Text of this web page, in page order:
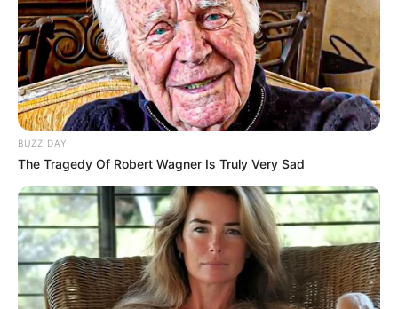
BUZZ DAY
The Tragedy Of Robert Wagner Is Truly Very Sad